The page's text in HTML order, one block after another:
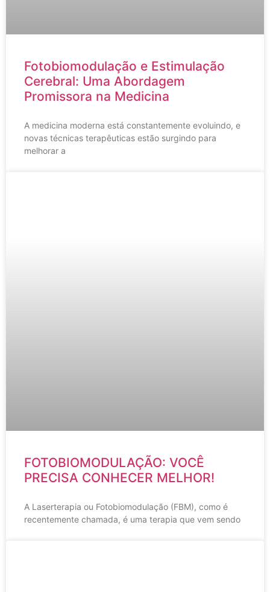
Fotobiomodulação e Estimulação
Cerebral: Uma Abordagem
Promissora na Medicina
A medicina moderna está constantemente evoluindo, e
novas técnicas terapêuticas estão surgindo para
melhorar a
FOTOBIOMODULAÇÃO: VOCÊ
PRECISA CONHECER MELHOR!
A Laserterapia ou Fotobiomodulação (FBM), como é
recentemente chamada, é uma terapia que vem sendo